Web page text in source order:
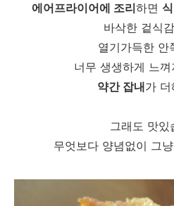
에어프라이어에 조리하면
바삭한 겉식
열기가득한 안
너무 생생하게 느
약간 잡내가 더
그래도 맛있
무엇보다 양념없이 그